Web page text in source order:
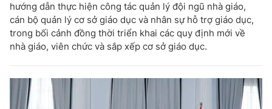
hướng dẫn thực hiện công tác quản lý đội ngũ nhà giáo,
cán bộ quản lý cơ sở giáo dục và nhân sự hỗ trợ giáo dục,
trong bối cảnh đồng thời triển khai các quy định mới về
nhà giáo, viên chức và sắp xếp cơ sở giáo dục.